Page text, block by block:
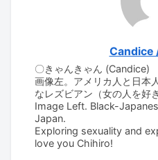
Candice
〇きゃんきゃん (Candice)
画像左。アメリカ人と日本
なレズビアン（女の人を好
Image Left. Black-
Japan.
Exploring sexuality and
love you Chihiro!